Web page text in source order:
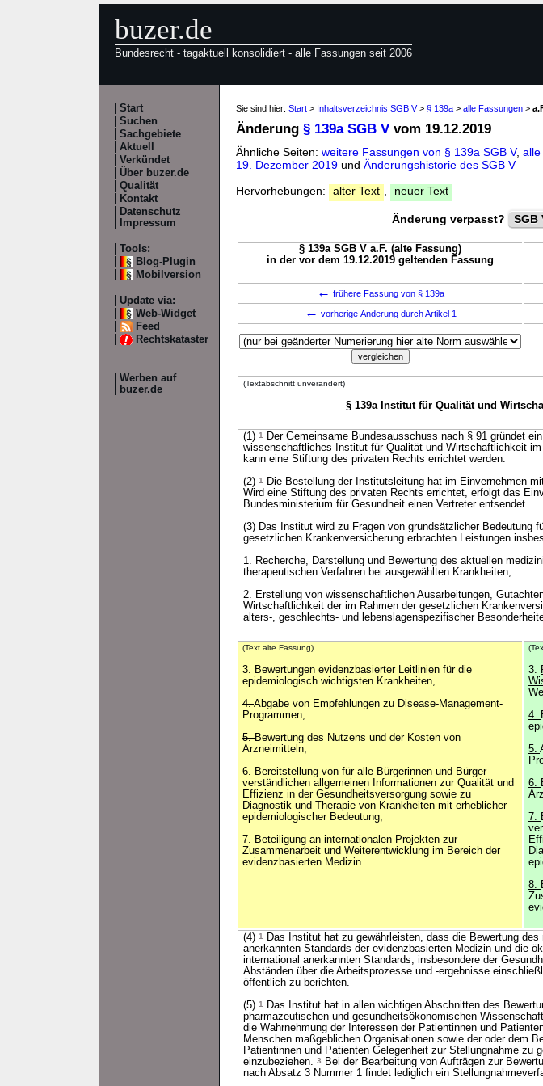
buzer.de
Bundesrecht - tagaktuell konsolidiert - alle Fassungen seit 2006
Start
Suchen
Sachgebiete
Aktuell
Verkündet
Über buzer.de
Qualität
Kontakt
Datenschutz
Impressum
Tools:
Blog-Plugin
Mobilversion
Update via:
Web-Widget
Feed
Rechtskataster
Werben auf
buzer.de
Sie sind hier: Start > Inhaltsverzeichnis SGB V> § 139a > alle Fassungen >
Änderung § 139a SGB V vom 19.12.2019
Ähnliche Seiten: weitere Fassungen von § 139a SGB V, alle
19. Dezember 2019 und Änderungshistorie des SGB V
Hervorhebungen:
alter Text neuer Text
Änderung verpasst? SGB
§ 139a SGB V a.F. (alte Fassung)
in der vor dem 19.12.2019 geltenden Fassung
← frühere Fassung von § 139a
← vorherige Änderung durch Artikel 1
(Textabschnitt unverändert)
§ 139a Institut für Qualität und
(1) 1
Der Gemeinsame Bundesausschuss nach § 91 gründet
wissenschaftliches Institut für Qualität und Wirtschaftlichkeit
kann eine Stiftung des privaten Rechts errichtet werden.
(2) 1 Die Bestellung der Institutsleitung hat im Einvernehmen
Wird eine Stiftung des privaten Rechts errichtet, erfolgt das
Bundesministerium für Gesundheit einen Vertreter entsendet.
(3) Das Institut wird zu Fragen von grundsätzlicher Bedeutung
gesetzlichen Krankenversicherung erbrachten Leistungen
1. Recherche, Darstellung und Bewertung des aktuellen
therapeutischen Verfahren bei ausgewählten Krankheiten,
2. Erstellung von wissenschaftlichen Ausarbeitungen,
Wirtschaftlichkeit der im Rahmen der gesetzlichen
alters-, geschlechts- und lebenslagenspezifischer
(Text alte Fassung)
3. Bewertungen evidenzbasierter Leitlinien für die
epidemiologisch wichtigsten Krankheiten,
4.Abgabe von Empfehlungen zu Disease-Management-
Programmen,
5.Bewertung des Nutzens und der Kosten von
Arzneimitteln,
6.Bereitstellung von für alle Bürgerinnen und Bürger
verständlichen allgemeinen Informationen zur Qualität und
Effizienz in der Gesundheitsversorgung sowie zu
Diagnostik und Therapie von Krankheiten mit erheblicher
epidemiologischer Bedeutung,
7.Beteiligung an internationalen Projekten zur
Zusammenarbeit und Weiterentwicklung im Bereich der
evidenzbasierten Medizin.
3.
4.
5.
6.
7.
8.
(4) 1
Das Institut hat zu gewährleisten, dass die Bewertung
anerkannten Standards der evidenzbasierten Medizin und die
international anerkannten Standards, insbesondere der
Abständen über die Arbeitsprozesse und -ergebnisse
öffentlich zu berichten.
(5) 1
Das Institut hat in allen wichtigen Abschnitten des
pharmazeutischen und gesundheitsökonomischen
die Wahrnehmung der Interessen der Patientinnen und
Menschen maßgeblichen Organisationen sowie der oder dem
Patientinnen und Patienten Gelegenheit zur Stellungnahme zu
einzubeziehen. 3
Bei der Bearbeitung von Aufträgen zur
nach Absatz 3 Nummer 1 findet lediglich ein